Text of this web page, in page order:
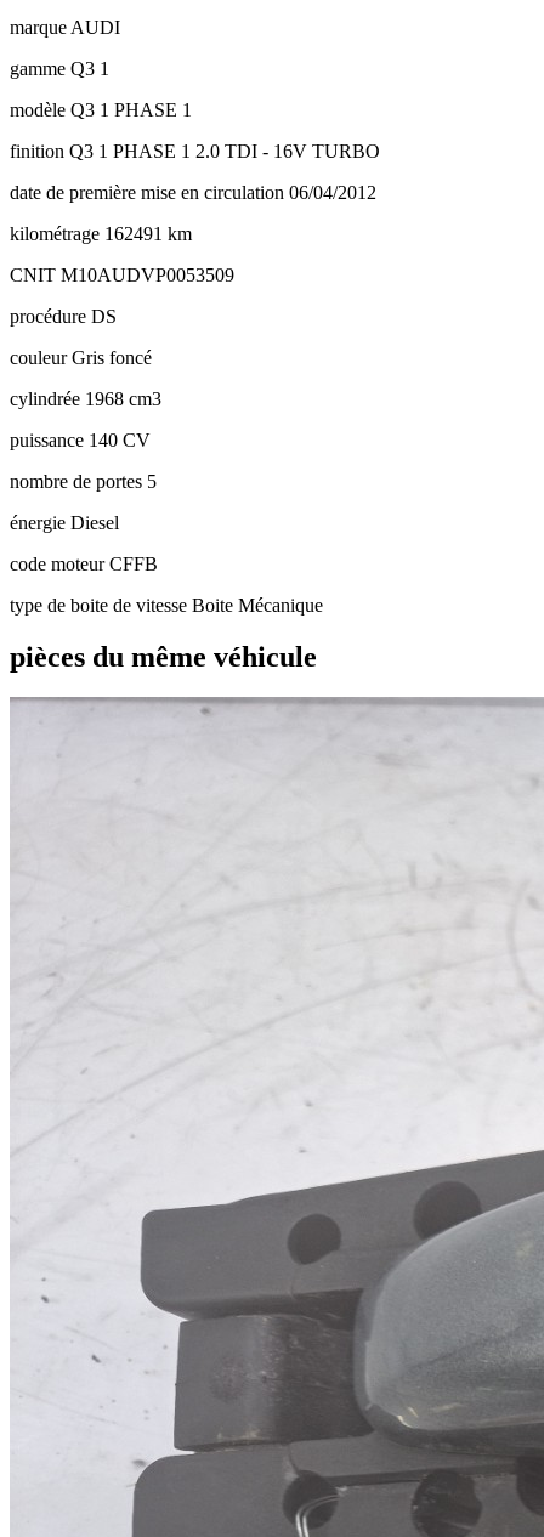
marque AUDI
gamme Q3 1
modèle Q3 1 PHASE 1
finition Q3 1 PHASE 1 2.0 TDI - 16V TURBO
date de première mise en circulation 06/04/2012
kilométrage 162491 km
CNIT M10AUDVP0053509
procédure DS
couleurGris foncé
cylindrée 1968 cm3
puissance 140 CV
nombre de portes 5
énergie Diesel
code moteurCFFB
type de boite de vitesse Boite Mécanique
pièces du même véhicule